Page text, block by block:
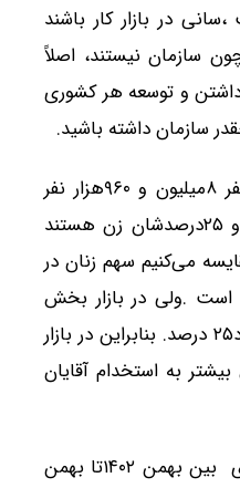
در بازار کار باشند
سازمان نیستند، اصلاً
داشتن و توسعه هر کشوری
سازمان داشته باشید.
وی گفت: از این ۱۲میلیون نفر ۸میلیون و ۹۶۰هزار نفر
مرد هستند، یعنی ۷۵درصد و ۲۵درصدشان زن هستند
می‌کنیم سهم زنان در
بالاتر از ۴۵درصد است .ولی در بازار بخش
خصوصی این در واقع می‌شود۲۵ درصد. بنابراین در بازار
به استخدام آقایان
میدری بیان کرد: در سال های بین بهمن ۱۴۰۲تا بهمن